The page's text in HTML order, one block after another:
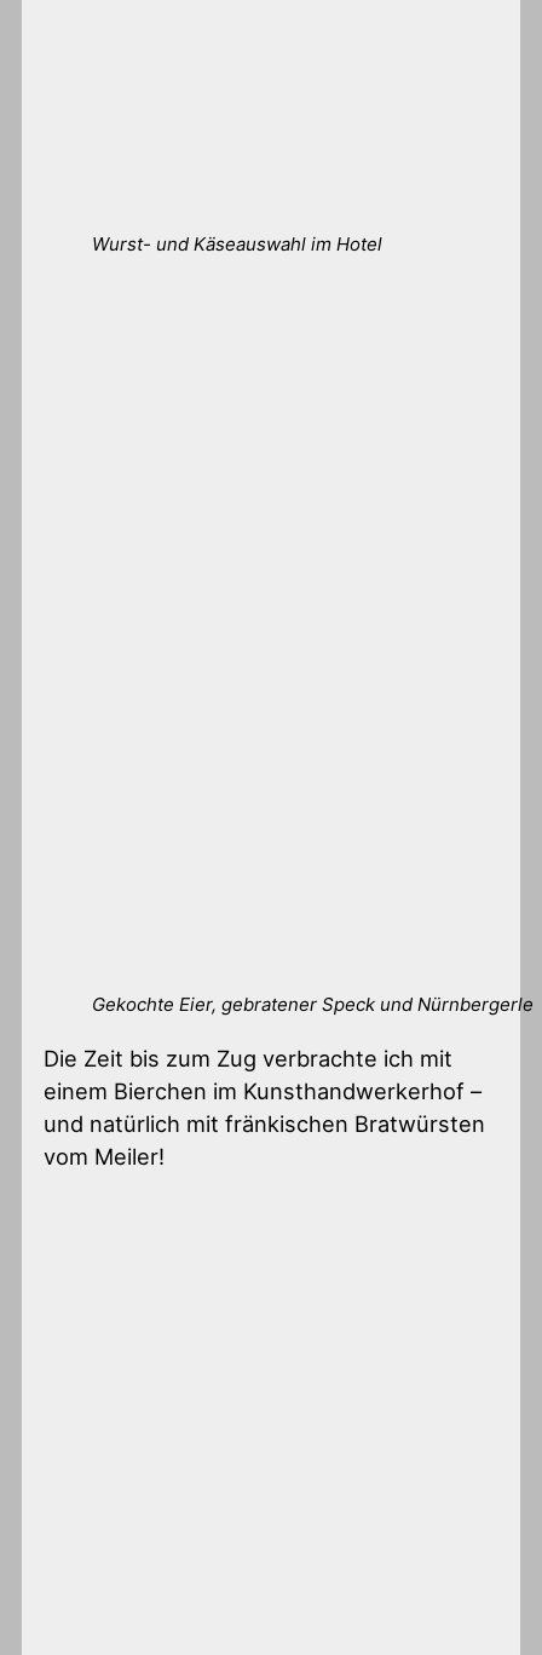
Wurst- und Käseauswahl im Hotel
Gekochte Eier, gebratener Speck und Nürnbergerle
Die Zeit bis zum Zug verbrachte ich mit
einem Bierchen im Kunsthandwerkerhof –
und natürlich mit fränkischen Bratwürsten
vom Meiler!